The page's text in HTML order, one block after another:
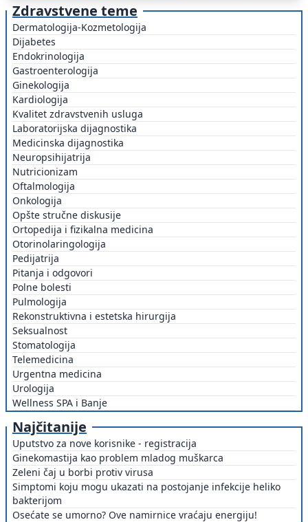
Zdravstvene teme
Dermatologija-Kozmetologija
Dijabetes
Endokrinologija
Gastroenterologija
Ginekologija
Kardiologija
Kvalitet zdravstvenih usluga
Laboratorijska dijagnostika
Medicinska dijagnostika
Neuropsihijatrija
Nutricionizam
Oftalmologija
Onkologija
Opšte stručne diskusije
Ortopedija i fizikalna medicina
Otorinolaringologija
Pedijatrija
Pitanja i odgovori
Polne bolesti
Pulmologija
Rekonstruktivna i estetska hirurgija
Seksualnost
Stomatologija
Telemedicina
Urgentna medicina
Urologija
Wellness SPA i Banje
Najčitanije
Uputstvo za nove korisnike - registracija
Ginekomastija kao problem mladog muškarca
Zeleni čaj u borbi protiv virusa
Simptomi koju mogu ukazati na postojanje infekcije heliko
bakterijom
Osećate se umorno? Ove namirnice vraćaju energiju!